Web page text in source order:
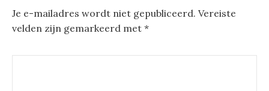
Je e-mailadres wordt niet gepubliceerd. Vereiste
velden zijn gemarkeerd met *